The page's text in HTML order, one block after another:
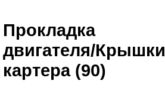
Прокладка
двигателя/Крышки
картера (90)